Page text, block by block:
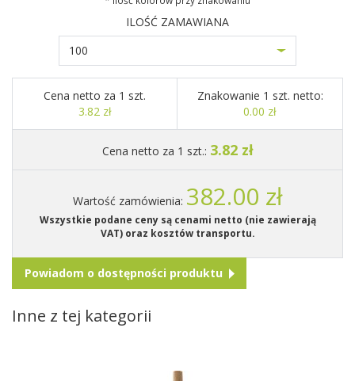
ILOŚĆ ZAMAWIANA
100
Cena netto za 1 szt.
3.82 zł
Znakowanie 1 szt. netto:
0.00 zł
Cena netto za 1 szt.: 3.82 zł
Wartość zamówienia: 382.00 zł
Wszystkie podane ceny są cenami netto (nie zawierają
VAT) oraz kosztów transportu.
Powiadom o dostępności produktu
Inne z tej kategorii